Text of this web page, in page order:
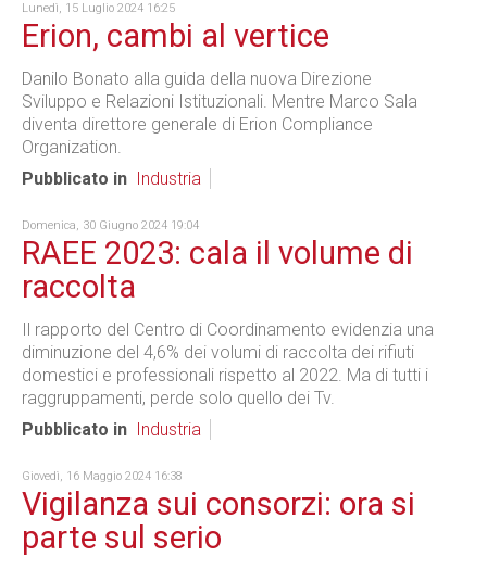
Lunedì, 15 Luglio 2024 16:25
Erion, cambi al vertice
Danilo Bonato alla guida della nuova Direzione
Sviluppo e Relazioni Istituzionali. Mentre Marco Sala
diventa direttore generale di Erion Compliance
Organization.
Pubblicato in
Industria
Domenica, 30 Giugno 2024 19:04
RAEE 2023: cala il volume di
raccolta
Il rapporto del Centro di Coordinamento evidenzia una
diminuzione del 4,6% dei volumi di raccolta dei rifiuti
domestici e professionali rispetto al 2022. Ma di tutti i
raggruppamenti, perde solo quello dei Tv.
Pubblicato in
Industria
Giovedì, 16 Maggio 2024 16:38
Vigilanza sui consorzi: ora si
parte sul serio